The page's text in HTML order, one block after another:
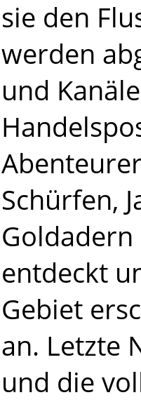
sie den
werden
und
Schürfen,
entdeckt
Gebiet
an. Letzte
und die